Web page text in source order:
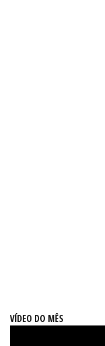
VÍDEO DO MÊS